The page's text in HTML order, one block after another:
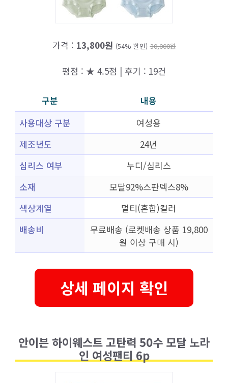
가격 : 13,800원 (54% 할인) 30,000원
평점 : ★ 4.5점 | 후기 : 19건
구분
내용
사용대상 구분
여성용
제조년도
24년
심리스 여부
누디/심리스
소재
모달92%스판덱스8%
색상계열
멀티(혼합)컬러
배송비
무료배송 (로켓배송 상품 19,800
원 이상 구매 시)
상세 페이지 확인
안이븐 하이웨스트 고탄력 50수 모달 노라
인 여성팬티 6p